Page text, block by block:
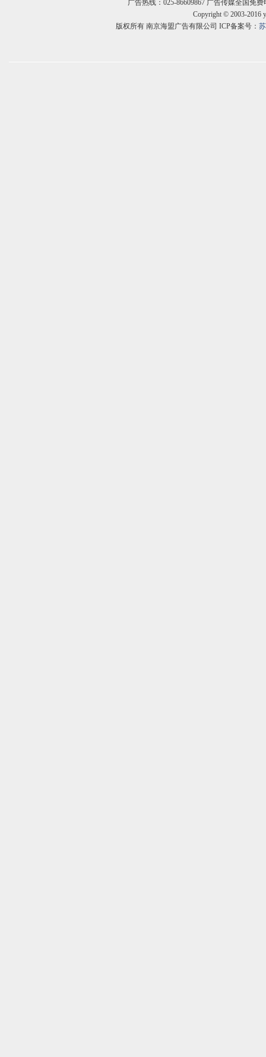
广告热线：025-86609867 广告传媒全国免费
Copyright © 2003-2016
版权所有 南京海盟广告有限公司 ICP备案号：